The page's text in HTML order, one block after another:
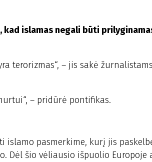
kad islamas negali būti
terorizmas“, – jis sakė
– pridūrė pontifikas.
islamo pasmerkime, kurį jis
Dėl šio vėliausio išpuolio